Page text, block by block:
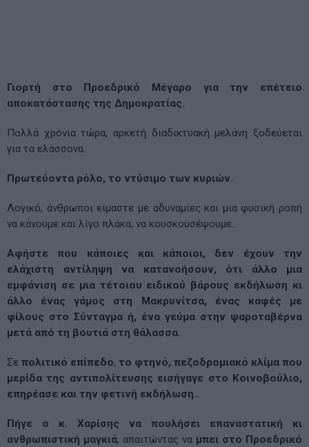
Γιορτή στο Προεδρικό Μέγαρο για την επέτειο
αποκατάστασης της Δημοκρατίας.
Πολλά χρόνια τώρα, αρκετή διαδικτυακή μελάνη ξοδεύεται
για τα ελάσσονα.
Πρωτεύοντα ρόλο, το ντύσιμο των κυριών.
Λογικό, άνθρωποι είμαστε με αδυναμίες και μια φυσική ροπή
να κάνουμε και λίγο πλάκα, να κουσκουσέψουμε..
Αφήστε που κάποιες και κάποιοι, δεν έχουν την
ελάχιστη αντίληψη να κατανοήσουν, ότι άλλο μια
εμφάνιση σε μια τέτοιου ειδικού βάρους εκδήλωση κι
άλλο ένας γάμος στη Μακρυνίτσα, ένας καφές με
φίλους στο Σύνταγμα ή, ένα γεύμα στην ψαροταβέρνα
μετά από τη βουτιά στη θάλασσα.
Σε πολιτικό επίπεδο, το φτηνό, πεζοδρομιακό κλίμα που
μερίδα της αντιπολίτευσης εισήγαγε στο Κοινοβούλιο,
επηρέασε και την φετινή εκδήλωση..
Πήγε ο κ. Χαρίσης να πουλήσει επαναστατική κι
ανθρωπιστική μαγκιά, απαιτώντας να μπει στο Προεδρικό